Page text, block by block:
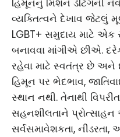
હિમૂનનું મિશન ડેટિંગની
વ્યક્તિત્વને દેખાવ
LGBT+ સમુદાય માટે એક
બનાવવા માંગીએ છીએ.
રહેવા માટે સ્વતંત્ર છે
હિમૂન પર ભેદભાવ,
સ્થાન નથી. તેનાથી
સહનશીલતાને
સર્વસમાવેશકતા,